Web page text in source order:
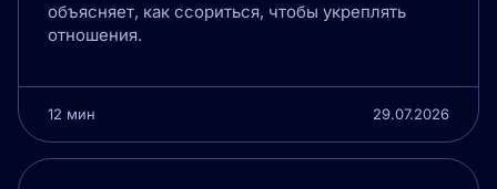
объясняет, как ссориться, чтобы укреплять
отношения.
12 мин 29.07.2026